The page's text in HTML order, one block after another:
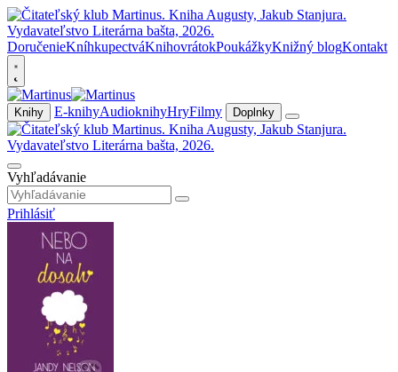
DoručenieKníhkupectváKnihovrátokPoukážkyKnižný blogKontakt
Knihy E-knihyAudioknihyHryFilmy Doplnky
Vyhľadávanie
Prihlásiť